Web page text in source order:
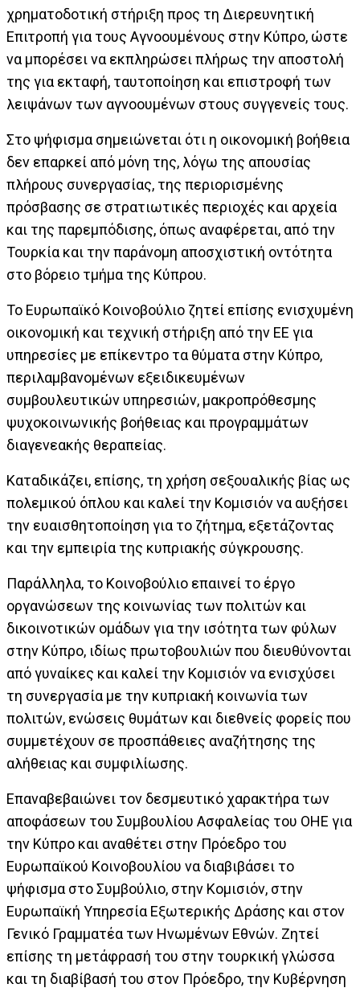
χρηματοδοτική στήριξη προς τη Διερευνητική
Επιτροπή για τους Αγνοουμένους στην Κύπρο, ώστε
να μπορέσει να εκπληρώσει πλήρως την αποστολή
της για εκταφή, ταυτοποίηση και επιστροφή των
λειψάνων των αγνοουμένων στους συγγενείς τους.
Στο ψήφισμα σημειώνεται ότι η οικονομική βοήθεια
δεν επαρκεί από μόνη της, λόγω της απουσίας
πλήρους συνεργασίας, της περιορισμένης
πρόσβασης σε στρατιωτικές περιοχές και αρχεία
και της παρεμπόδισης, όπως αναφέρεται, από την
Τουρκία και την παράνομη αποσχιστική οντότητα
στο βόρειο τμήμα της Κύπρου.
Το Ευρωπαϊκό Κοινοβούλιο ζητεί επίσης ενισχυμένη
οικονομική και τεχνική στήριξη από την ΕΕ για
υπηρεσίες με επίκεντρο τα θύματα στην Κύπρο,
περιλαμβανομένων εξειδικευμένων
συμβουλευτικών υπηρεσιών, μακροπρόθεσμης
ψυχοκοινωνικής βοήθειας και προγραμμάτων
διαγενεακής θεραπείας.
Καταδικάζει, επίσης, τη χρήση σεξουαλικής βίας ως
πολεμικού όπλου και καλεί την Κομισιόν να αυξήσει
την ευαισθητοποίηση για το ζήτημα, εξετάζοντας
και την εμπειρία της κυπριακής σύγκρουσης.
Παράλληλα, το Κοινοβούλιο επαινεί το έργο
οργανώσεων της κοινωνίας των πολιτών και
δικοινοτικών ομάδων για την ισότητα των φύλων
στην Κύπρο, ιδίως πρωτοβουλιών που διευθύνονται
από γυναίκες και καλεί την Κομισιόν να ενισχύσει
τη συνεργασία με την κυπριακή κοινωνία των
πολιτών, ενώσεις θυμάτων και διεθνείς φορείς που
συμμετέχουν σε προσπάθειες αναζήτησης της
αλήθειας και συμφιλίωσης.
Επαναβεβαιώνει τον δεσμευτικό χαρακτήρα των
αποφάσεων του Συμβουλίου Ασφαλείας του ΟΗΕ για
την Κύπρο και αναθέτει στην Πρόεδρο του
Ευρωπαϊκού Κοινοβουλίου να διαβιβάσει το
ψήφισμα στο Συμβούλιο, στην Κομισιόν, στην
Ευρωπαϊκή Υπηρεσία Εξωτερικής Δράσης και στον
Γενικό Γραμματέα των Ηνωμένων Εθνών. Ζητεί
επίσης τη μετάφρασή του στην τουρκική γλώσσα
και τη διαβίβασή του στον Πρόεδρο, την Κυβέρνηση